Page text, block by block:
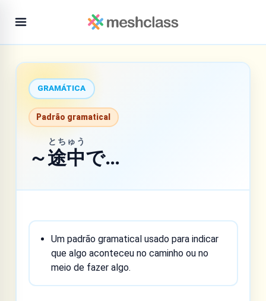
GRAMÁTICA
Padrão gramatical
～途中
とちゅう
で…
Um padrão gramatical usado para indicar
que algo aconteceu no caminho ou no
meio de fazer algo.